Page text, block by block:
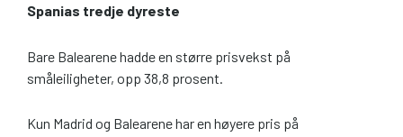
Spanias tredje dyreste
Bare Balearene hadde en større prisvekst på
småleiligheter, opp 38,8 prosent.
Kun Madrid og Balearene har en høyere pris på